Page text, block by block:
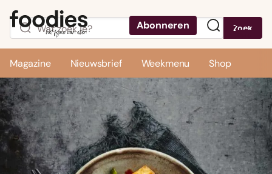
Abonneren Zoek
Magazine Nieuwsbrief Weekmenu Shop